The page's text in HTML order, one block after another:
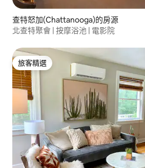
查特怒加(Chattanooga)的房源
北查特聚會 | 按摩浴池 | 電影院
旅客精選
旅客精選